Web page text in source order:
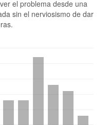
el problema desde una
sin el nerviosismo de dar